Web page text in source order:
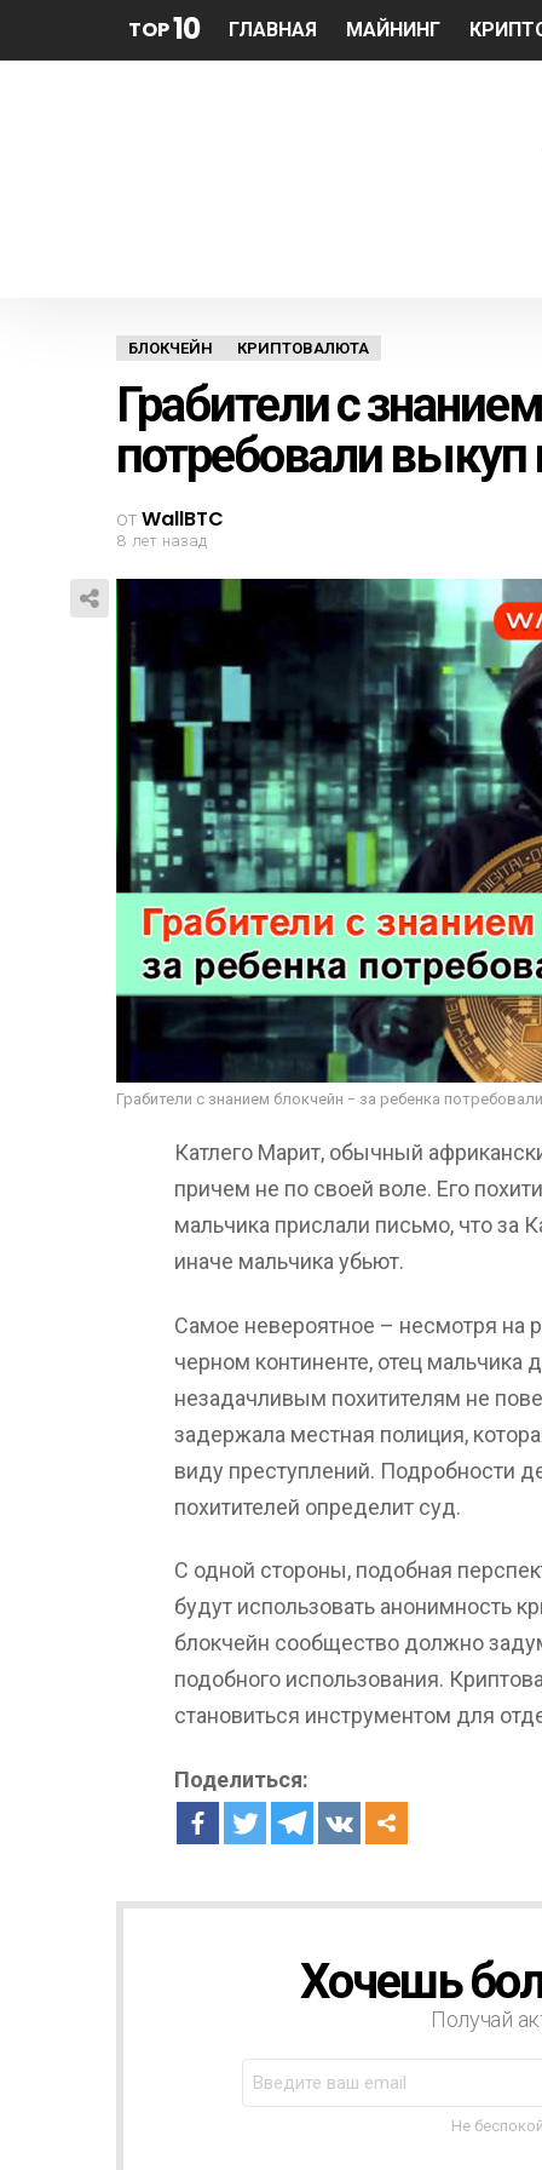
TOP10 ГЛАВНАЯ МАЙНИНГ
БЛОКЧЕЙН КРИПТОВАЛЮТА
Грабители с
потребовали выкуп
отWallBTC
8 лет назад
Грабители с знанием блокчейн - за ребенка
Катлего Марит, обычный
причем не по своей воле. Его
мальчика прислали письмо, что за
иначе мальчика убьют.
Самое невероятное – несмотря на
черном континенте, отец мальчика
незадачливым похитителям не
задержала местная полиция,
виду преступлений. Подробности
похитителей определит суд.
С одной стороны, подобная
будут использовать анонимность
блокчейн сообщество должно
подобного использования.
становиться инструментом для
Поделиться:
Хочешь
Получай
Не